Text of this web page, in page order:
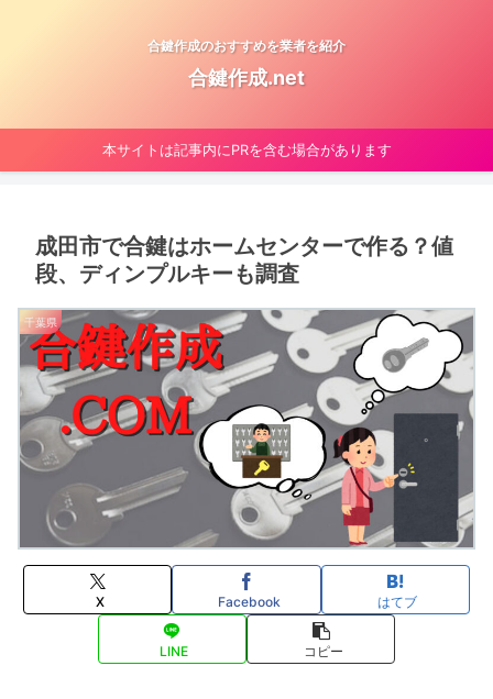
合鍵作成のおすすめを業者を紹介
合鍵作成.net
本サイトは記事内にPRを含む場合があります
成田市で合鍵はホームセンターで作る？値
段、ディンプルキーも調査
千葉県
X Facebook はてブ
LINE コピー